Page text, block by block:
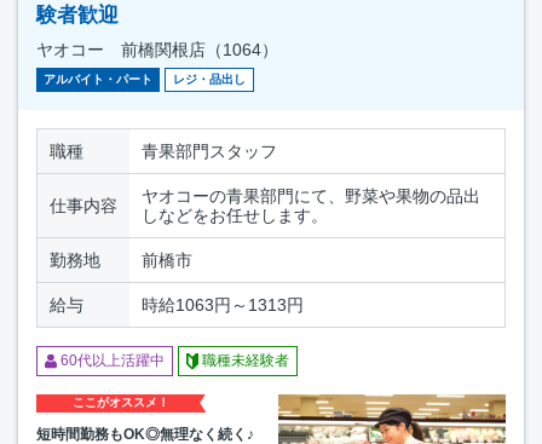
験者歓迎
ヤオコー 前橋関根店（1064）
アルバイト・パート レジ・品出し
職種 青果部門スタッフ
仕事内容
ヤオコーの青果部門にて、野菜や果物の品出
しなどをお任せします。
勤務地 前橋市
給与 時給1063円～1313円
60代以上活躍中 職種未経験者
ここがオススメ！
短時間勤務もOK◎無理なく続く♪